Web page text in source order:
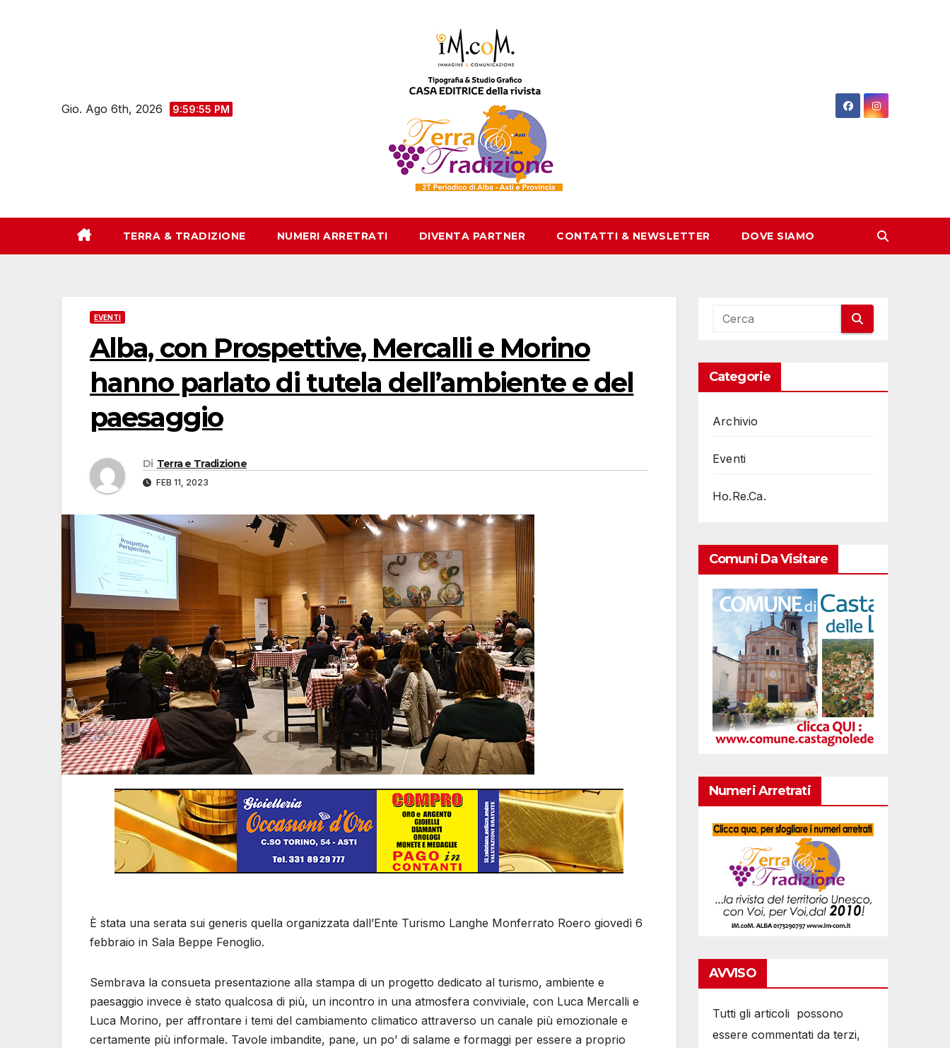
Gio. Ago 6th, 2026 9:59:56 PM
TERRA & TRADIZIONE NUMERI ARRETRATI DIVENTA PARTNER CONTATTI & NEWSLETTER DOVE SIAMO
EVENTI
Alba, con Prospettive, Mercalli e Morino
hanno parlato di tutela dell’ambiente e del
paesaggio
Di Terra e Tradizione
FEB 11, 2023
È stata una serata sui generis quella organizzata dall’Ente Turismo Langhe Monferrato Roero giovedì 6
febbraio in Sala Beppe Fenoglio.
Sembrava la consueta presentazione alla stampa di un progetto dedicato al turismo, ambiente e
paesaggio invece è stato qualcosa di più, un incontro in una atmosfera conviviale, con Luca Mercalli e
Luca Morino, per affrontare i temi del cambiamento climatico attraverso un canale più emozionale e
certamente più informale. Tavole imbandite, pane, un po’ di salame e formaggi per essere a proprio
Categorie
Archivio
Eventi
Ho.Re.Ca.
Comuni Da Visitare
Numeri Arretrati
AVVISO
Tutti gli articoli possono
essere commentati da terzi,